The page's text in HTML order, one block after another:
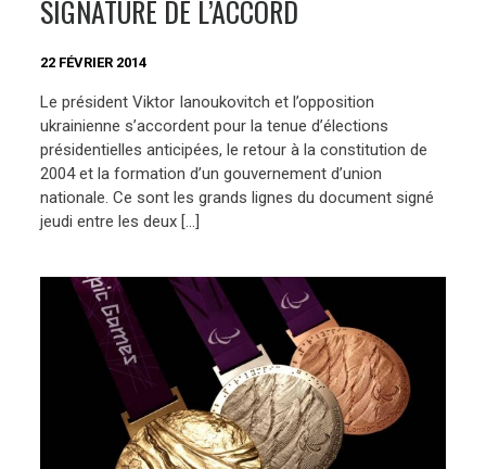
SIGNATURE DE L’ACCORD
22 FÉVRIER 2014
Le président Viktor Ianoukovitch et l’opposition
ukrainienne s’accordent pour la tenue d’élections
présidentielles anticipées, le retour à la constitution de
2004 et la formation d’un gouvernement d’union
nationale. Ce sont les grands lignes du document signé
jeudi entre les deux […]